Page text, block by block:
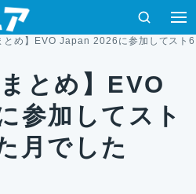
検索 メ
とめ】EVO Japan 2026に参加してスト
とめ】EVO
参加してスト
月でした